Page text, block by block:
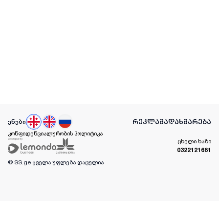
ენები რეკლამადახმარება
კონფიდენციალურობის პოლიტიკა
ცხელი ხაზი
0322121661
© SS.ge ყველა უფლება დაცულია